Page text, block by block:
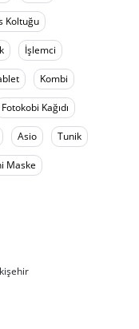
Koltuğu
İşlemci
Kombi
Fotokobi Kağıdı
Asio Tunik
Maske